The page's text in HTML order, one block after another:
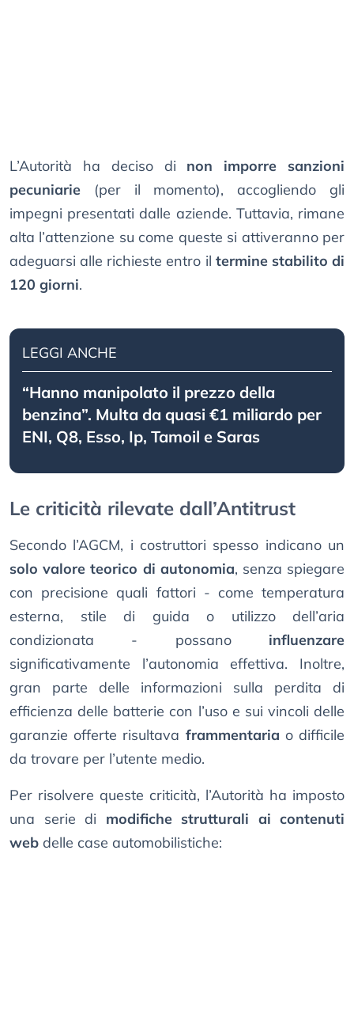
L’Autorità ha deciso di non imporre sanzioni
pecuniarie (per il momento), accogliendo gli
impegni presentati dalle aziende. Tuttavia, rimane
alta l’attenzione su come queste si attiveranno per
adeguarsi alle richieste entro il termine stabilito di
120 giorni.
LEGGI ANCHE
“Hanno manipolato il prezzo della
benzina”. Multa da quasi €1 miliardo per
ENI, Q8, Esso, Ip, Tamoil e Saras
Le criticità rilevate dall’Antitrust
Secondo l’AGCM, i costruttori spesso indicano un
solo valore teorico di autonomia, senza spiegare
con precisione quali fattori - come temperatura
esterna, stile di guida o utilizzo dell’aria
condizionata - possano influenzare
significativamente l’autonomia effettiva. Inoltre,
gran parte delle informazioni sulla perdita di
efficienza delle batterie con l’uso e sui vincoli delle
garanzie offerte risultava frammentaria o difficile
da trovare per l’utente medio.
Per risolvere queste criticità, l’Autorità ha imposto
una serie di modifiche strutturali ai contenuti
web delle case automobilistiche: